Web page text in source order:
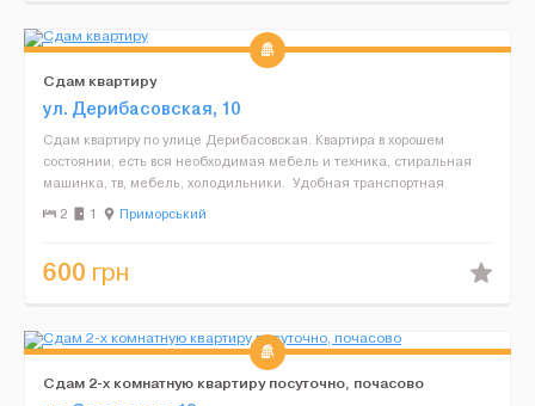
Сдам квартиру
ул. Дерибасовская, 10
Сдам квартиру по улице Дерибасовская. Квартира в хорошем
состоянии, есть вся необходимая мебель и техника, стиральная
машинка, тв, мебель, холодильники. Удобная транспортная
развязка....
2 1 Приморський
600 грн
Сдам 2-х комнатную квартиру посуточно, почасово